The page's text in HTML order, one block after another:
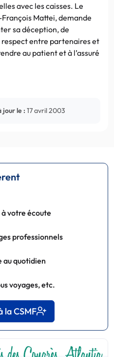
avec les caisses. Le
Mattei, demande
sa déception, de
entre partenaires et
au patient et à l’assuré
jour le : 17 avril 2003
votre écoute
professionnels
au quotidien
voyages, etc.
la CSMF